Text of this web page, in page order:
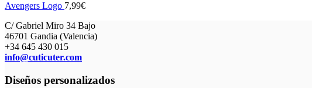
Avengers Logo 7,99€
C/ Gabriel Miro 34 Bajo
46701 Gandia (Valencia)
+34 645 430 015
info@cuticuter.com
Diseños personalizados